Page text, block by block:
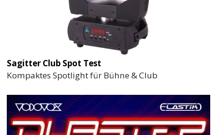
Sagitter Club Spot Test
Kompaktes Spotlight für Bühne & Club